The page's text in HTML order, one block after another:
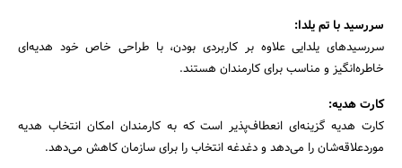
سررسید با تم یلدا:
سررسیدهای یلدایی علاوه بر کاربردی بودن، با طراحی خاص خود هدیه‌ای
خاطره‌انگیز و مناسب برای کارمندان هستند.
کارت هدیه:
کارت هدیه گزینه‌ای انعطاف‌پذیر است که به کارمندان امکان انتخاب هدیه
موردعلاقه‌شان را می‌دهد و دغدغه انتخاب را برای سازمان کاهش می‌دهد.